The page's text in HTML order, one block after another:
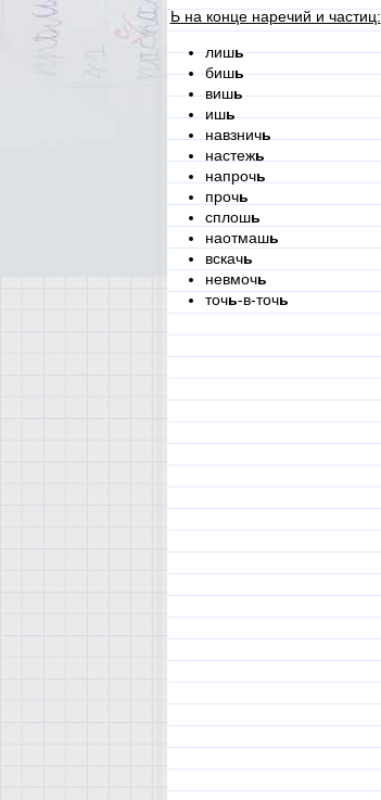
Ь на конце наречий и частиц:
лишь
бишь
вишь
ишь
навзничь
настежь
напрочь
прочь
сплошь
наотмашь
вскачь
невмочь
точь-в-точь